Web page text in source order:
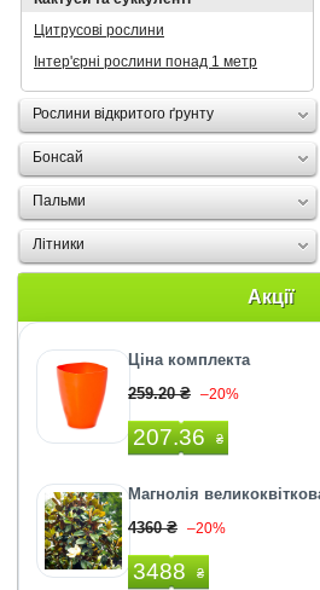
Цитрусові рослини
Інтер'єрні рослини понад 1 метр
Рослини відкритого ґрунту
Бонсай
Пальми
Літники
Акції
Ціна комплекта
259.20 ₴ –20%
207.36 ₴
Магнолія
4360 ₴ –20%
3488 ₴